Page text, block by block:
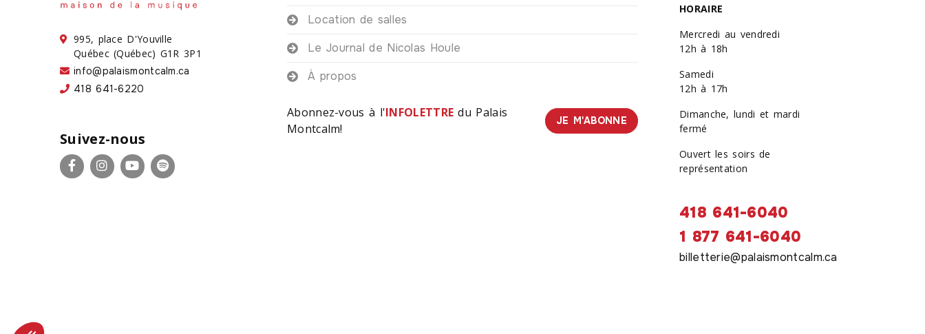
995, place D'Youville
Québec (Québec) G1R 3P1
info@palaismontcalm.ca
418 641-6220
Suivez-nous
FacebookInstagram
YouTubeSpotify
Location de salles
Le Journal de Nicolas Houle
À propos
Abonnez-vous à l'INFOLETTRE du Palais
Montcalm!
JE M'ABONNE
HORAIRE
Mercredi au vendredi
12h à 18h
Samedi
12h à 17h
Dimanche, lundi et mardi
fermé
Ouvert les soirs de
représentation
418 641-6040
1 877 641-6040
billetterie@palaismontcalm.ca